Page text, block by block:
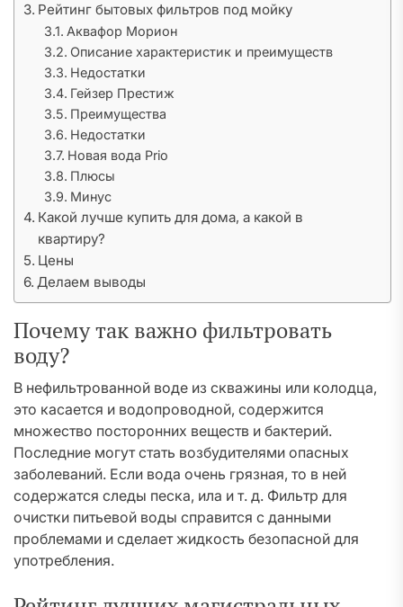
Рейтинг бытовых фильтров под мойку
Аквафор Морион
Описание характеристик и преимуществ
Недостатки
Гейзер Престиж
Преимущества
Недостатки
Новая вода Prio
Плюсы
Минус
Какой лучше купить для дома, а какой в
квартиру?
Цены
Делаем выводы
Почему так важно фильтровать
воду?
В нефильтрованной воде из скважины или колодца,
это касается и водопроводной, содержится
множество посторонних веществ и бактерий.
Последние могут стать возбудителями опасных
заболеваний. Если вода очень грязная, то в ней
содержатся следы песка, ила и т. д. Фильтр для
очистки питьевой воды справится с данными
проблемами и сделает жидкость безопасной для
употребления.